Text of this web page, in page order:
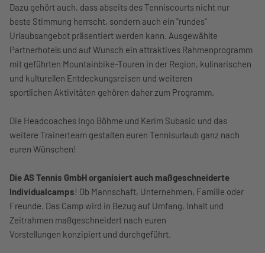
Dazu gehört auch, dass abseits des Tenniscourts nicht nur
beste Stimmung herrscht, sondern auch ein "rundes"
Urlaubsangebot präsentiert werden kann. Ausgewählte
Partnerhotels und auf Wunsch ein attraktives Rahmenprogramm
mit geführten Mountainbike-Touren in der Region, kulinarischen
und kulturellen Entdeckungsreisen und weiteren
sportlichen Aktivitäten gehören daher zum Programm.
Die Headcoaches Ingo Böhme und Kerim Subasic und das
weitere Trainerteam gestalten euren Tennisurlaub ganz nach
euren Wünschen!
Die AS Tennis GmbH organisiert auch maßgeschneiderte
Individualcamps! Ob Mannschaft, Unternehmen, Familie oder
Freunde. Das Camp wird in Bezug auf Umfang, Inhalt und
Zeitrahmen maßgeschneidert nach euren
Vorstellungen konzipiert und durchgeführt.